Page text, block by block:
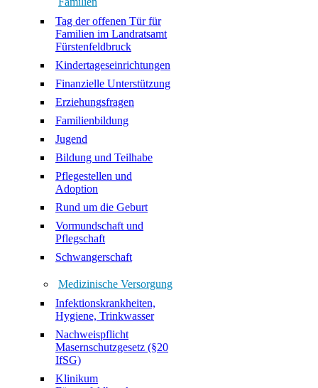
Tag der offenen Tür für
Familien im Landratsamt
Fürstenfeldbruck
Kindertageseinrichtungen
Finanzielle Unterstützung
Erziehungsfragen
Familienbildung
Jugend
Bildung und Teilhabe
Pflegestellen und
Adoption
Rund um die Geburt
Vormundschaft und
Pflegschaft
Schwangerschaft
Medizinische Versorgung
Infektionskrankheiten,
Hygiene, Trinkwasser
Nachweispflicht
Masernschutzgesetz (§20
IfSG)
Klinikum